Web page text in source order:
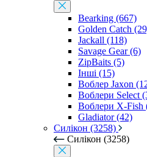
Bearking (667)
Golden Catch
Jackall (118)
Savage Gear (6)
ZipBaits (5)
Інші (15)
Воблер Jaxon
Воблери Select
Воблери X-Fish
Gladiator (42)
Силікон (3258)
Силікон (3258)